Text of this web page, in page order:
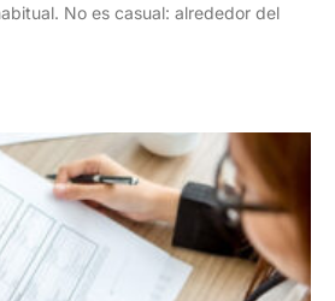
No es casual: alrededor del